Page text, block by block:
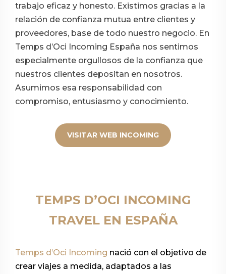
trabajo eficaz y honesto. Existimos gracias a la
relación de confianza mutua entre clientes y
proveedores, base de todo nuestro negocio. En
Temps d’Oci Incoming España nos sentimos
especialmente orgullosos de la confianza que
nuestros clientes depositan en nosotros.
Asumimos esa responsabilidad con
compromiso, entusiasmo y conocimiento.
VISITAR WEB INCOMING
TEMPS D’OCI INCOMING
TRAVEL EN ESPAÑA
Temps d’Oci Incoming nació con el objetivo de
crear viajes a medida, adaptados a las